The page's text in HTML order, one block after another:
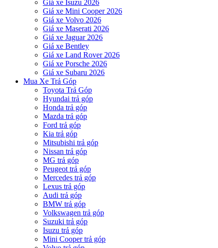
Giá xe Isuzu 2026
Giá xe Mini Cooper 2026
Giá xe Volvo 2026
Giá xe Maserati 2026
Giá xe Jaguar 2026
Giá xe Bentley
Giá xe Land Rover 2026
Giá xe Porsche 2026
Giá xe Subaru 2026
Mua Xe Trả Góp
Toyota Trả Góp
Hyundai trả góp
Honda trả góp
Mazda trả góp
Ford trả góp
Kia trả góp
Mitsubishi trả góp
Nissan trả góp
MG trả góp
Peugeot trả góp
Mercedes trả góp
Lexus trả góp
Audi trả góp
BMW trả góp
Volkswagen trả góp
Suzuki trả góp
Isuzu trả góp
Mini Cooper trả góp